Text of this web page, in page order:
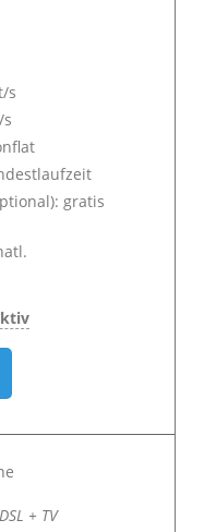
s
gratis
+ TV